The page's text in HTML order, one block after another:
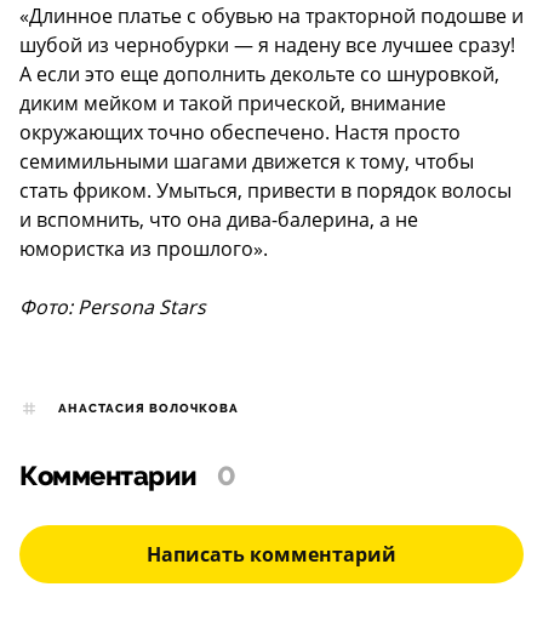
«Длинное платье с обувью на тракторной подошве и
шубой из чернобурки — я надену все лучшее сразу!
А если это еще дополнить декольте со шнуровкой,
диким мейком и такой прической, внимание
окружающих точно обеспечено. Настя просто
семимильными шагами движется к тому, чтобы
стать фриком. Умыться, привести в порядок волосы
и вспомнить, что она дива-балерина, а не
юмористка из прошлого».
Фото: Persona Stars
АНАСТАСИЯ ВОЛОЧКОВА
Комментарии 0
Написать комментарий